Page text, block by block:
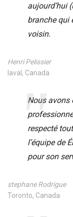
aujourd’hui
branche qui
voisin.
Henri Pelissier
laval, Canada
Nous avons
respecté
l’équipe de
pour son
stephane Rodrigue
Toronto, Canada